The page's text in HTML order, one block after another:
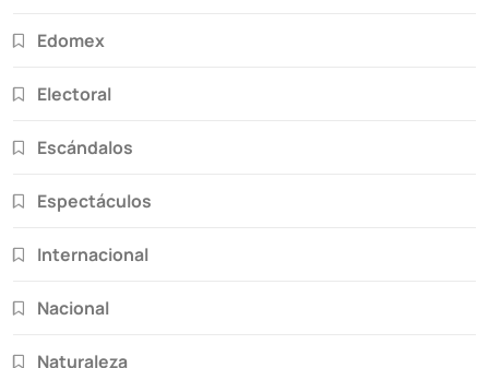
Edomex
Electoral
Escándalos
Espectáculos
Internacional
Nacional
Naturaleza